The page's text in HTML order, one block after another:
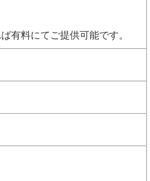
有料にてご提供可能です。